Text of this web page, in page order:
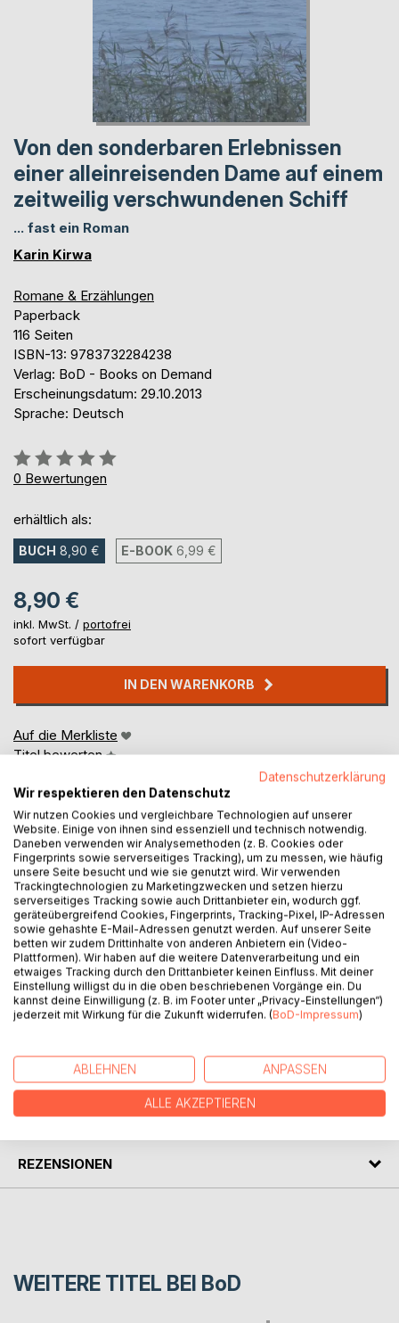
Von den sonderbaren Erlebnissen
einer alleinreisenden Dame auf einem
zeitweilig verschwundenen Schiff
... fast ein Roman
Karin Kirwa
Romane & Erzählungen
Paperback
116 Seiten
ISBN-13: 9783732284238
Verlag: BoD - Books on Demand
Erscheinungsdatum: 29.10.2013
Sprache: Deutsch
Bewertung::
0%
0 Bewertungen
erhältlich als:
BUCH 8,90 € E-BOOK 6,99 €
8,90 €
inkl. MwSt. / portofrei
sofort verfügbar
IN DEN WARENKORB
Auf die Merkliste
Titel bewerten
BESCHREIBUNG
Erst diese verflixte Waage, dann der gelbe Blazer und zum
Schluss ist in Norwegen plötzlich ein Schiff verschwunden.
Es ist wahrlich ein Jammertal.
Lesen Sie und lachen Sie!!!!
Viel Spaß dabei.
AUTOR/IN
PRESSESTIMMEN
REZENSIONEN
WEITERE TITEL BEI BoD
Datenschutzerklärung
Wir respektieren den Datenschutz
Wir nutzen Cookies und vergleichbare Technologien auf unserer
Website. Einige von ihnen sind essenziell und technisch notwendig.
Daneben verwenden wir Analysemethoden (z. B. Cookies oder
Fingerprints sowie serverseitiges Tracking), um zu messen, wie häufig
unsere Seite besucht und wie sie genutzt wird. Wir verwenden
Trackingtechnologien zu Marketingzwecken und setzen hierzu
serverseitiges Tracking sowie auch Drittanbieter ein, wodurch ggf.
geräteübergreifend Cookies, Fingerprints, Tracking-Pixel, IP-Adressen
sowie gehashte E-Mail-Adressen genutzt werden. Auf unserer Seite
betten wir zudem Drittinhalte von anderen Anbietern ein (Video-
Plattformen). Wir haben auf die weitere Datenverarbeitung und ein
etwaiges Tracking durch den Drittanbieter keinen Einfluss. Mit deiner
Einstellung willigst du in die oben beschriebenen Vorgänge ein. Du
kannst deine Einwilligung (z. B. im Footer unter „Privacy-Einstellungen“)
jederzeit mit Wirkung für die Zukunft widerrufen. (BoD-Impressum)
ABLEHNEN ANPASSEN
ALLE AKZEPTIEREN